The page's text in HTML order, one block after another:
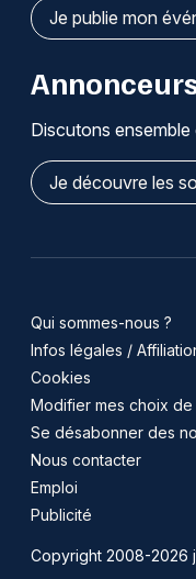
Je publie mon
Discutons
Je découvre les
Qui sommes-nous ?
Infos légales /
Cookies
Modifier mes choix
Se désabonner des
Nous contacter
Emploi
Publicité
Copyright 2008-2026